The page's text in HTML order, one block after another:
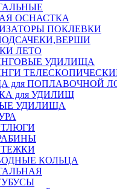
ОСНАСТКА
ПОКЛЕВКИ
ЛЕТО
УДИЛИЩА
для ПОПЛАВОЧНОЙ
для УДИЛИЩ
УДИЛИЩА
КОЛЬЦА